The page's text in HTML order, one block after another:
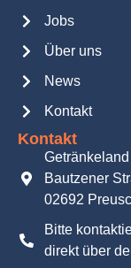
Jobs
Über uns
News
Kontakt
Kontakt
Getränkeland
Bautzener
02692
Bitte
direkt über